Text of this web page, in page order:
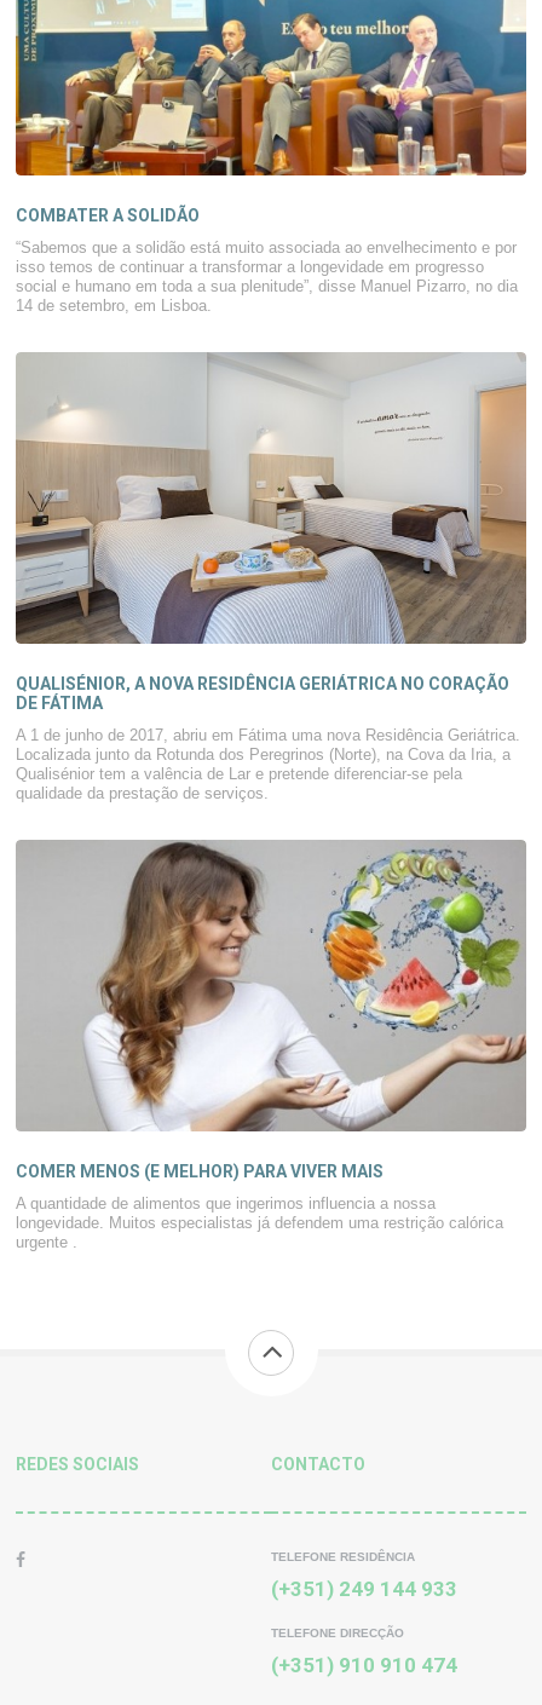
COMBATER A SOLIDÃO
“Sabemos que a solidão está muito associada ao envelhecimento e por
isso temos de continuar a transformar a longevidade em progresso
social e humano em toda a sua plenitude”, disse Manuel Pizarro, no dia
14 de setembro, em Lisboa.
QUALISÉNIOR, A NOVA RESIDÊNCIA GERIÁTRICA NO CORAÇÃO
DE FÁTIMA
A 1 de junho de 2017, abriu em Fátima uma nova Residência Geriátrica.
Localizada junto da Rotunda dos Peregrinos (Norte), na Cova da Iria, a
Qualisénior tem a valência de Lar e pretende diferenciar-se pela
qualidade da prestação de serviços.
COMER MENOS (E MELHOR) PARA VIVER MAIS
A quantidade de alimentos que ingerimos influencia a nossa
longevidade. Muitos especialistas já defendem uma restrição calórica
urgente .
REDES SOCIAIS CONTACTO
TELEFONE RESIDÊNCIA
(+351) 249 144 933
TELEFONE DIRECÇÃO
(+351) 910 910 474